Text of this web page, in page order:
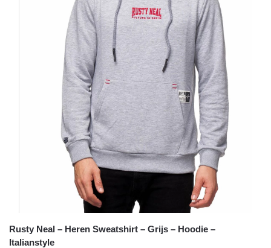
Rusty Neal – Heren Sweatshirt – Grijs – Hoodie –
Italianstyle